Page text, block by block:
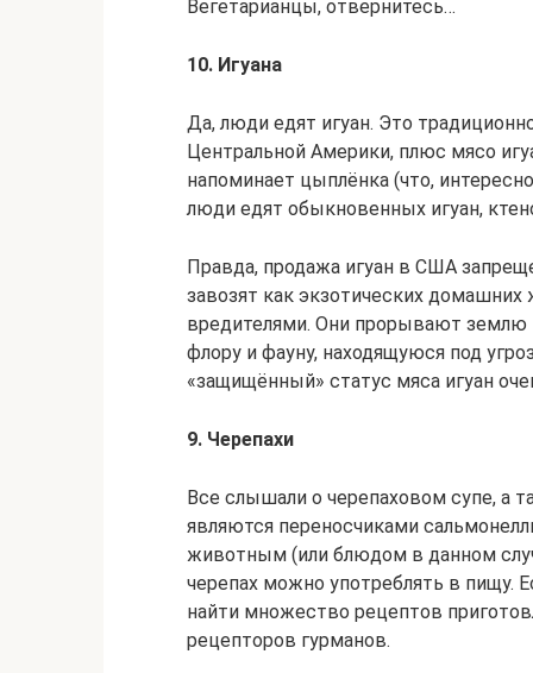
Вегетарианцы, отвернитесь…
10. Игуана
Да, люди едят игуан. Это
Центральной Америки, плюс мясо
напоминает цыплёнка (что,
люди едят обыкновенных игуан,
Правда, продажа игуан в США
завозят как экзотических
вредителями. Они прорывают землю
флору и фауну, находящуюся под
«защищённый» статус мяса игуан
9. Черепахи
Все слышали о черепаховом супе, а
являются переносчиками
животным (или блюдом в данном
черепах можно употреблять в пищу.
найти множество рецептов
рецепторов гурманов.